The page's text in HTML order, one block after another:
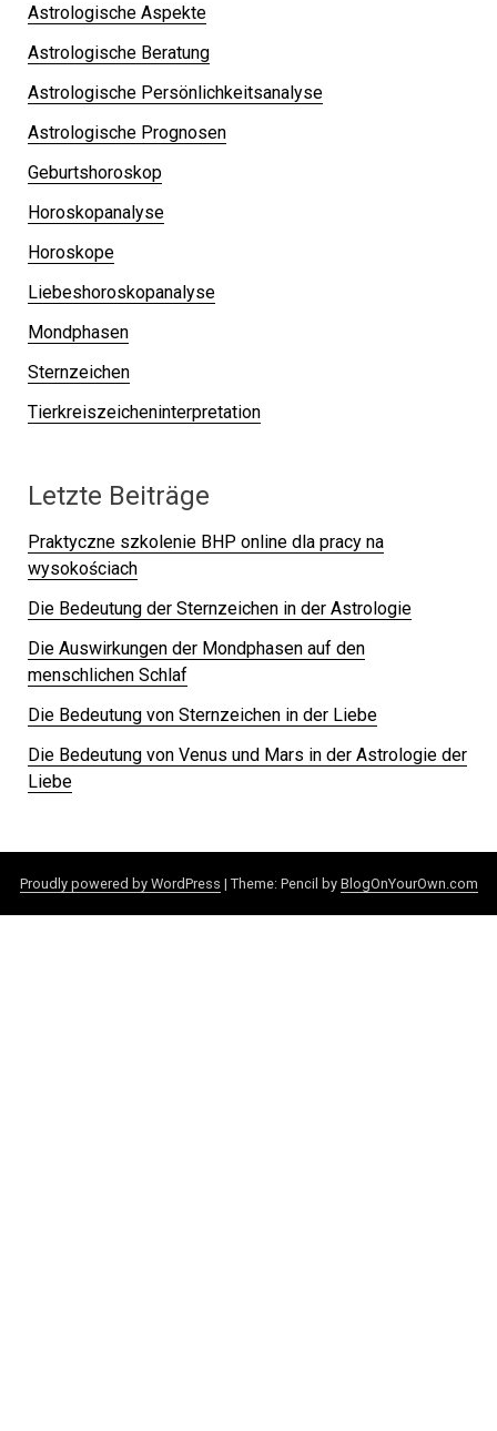
Astrologische Aspekte
Astrologische Beratung
Astrologische Persönlichkeitsanalyse
Astrologische Prognosen
Geburtshoroskop
Horoskopanalyse
Horoskope
Liebeshoroskopanalyse
Mondphasen
Sternzeichen
Tierkreiszeicheninterpretation
Letzte Beiträge
Praktyczne szkolenie BHP online dla pracy na
wysokościach
Die Bedeutung der Sternzeichen in der Astrologie
Die Auswirkungen der Mondphasen auf den
menschlichen Schlaf
Die Bedeutung von Sternzeichen in der Liebe
Die Bedeutung von Venus und Mars in der Astrologie der
Liebe
Proudly powered by WordPress | Theme: Pencil by BlogOnYourOwn.com